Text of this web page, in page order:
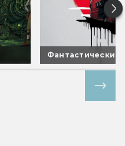
Фантастические